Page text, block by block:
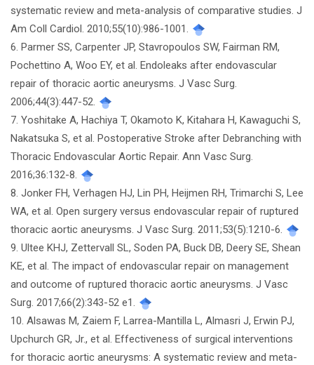
systematic review and meta-analysis of comparative studies. J
Am Coll Cardiol. 2010;55(10):986-1001.
6. Parmer SS, Carpenter JP, Stavropoulos SW, Fairman RM,
Pochettino A, Woo EY, et al. Endoleaks after endovascular
repair of thoracic aortic aneurysms. J Vasc Surg.
2006;44(3):447-52.
7. Yoshitake A, Hachiya T, Okamoto K, Kitahara H, Kawaguchi S,
Nakatsuka S, et al. Postoperative Stroke after Debranching with
Thoracic Endovascular Aortic Repair. Ann Vasc Surg.
2016;36:132-8.
8. Jonker FH, Verhagen HJ, Lin PH, Heijmen RH, Trimarchi S, Lee
WA, et al. Open surgery versus endovascular repair of ruptured
thoracic aortic aneurysms. J Vasc Surg. 2011;53(5):1210-6.
9. Ultee KHJ, Zettervall SL, Soden PA, Buck DB, Deery SE, Shean
KE, et al. The impact of endovascular repair on management
and outcome of ruptured thoracic aortic aneurysms. J Vasc
Surg. 2017;66(2):343-52 e1.
10. Alsawas M, Zaiem F, Larrea-Mantilla L, Almasri J, Erwin PJ,
Upchurch GR, Jr., et al. Effectiveness of surgical interventions
for thoracic aortic aneurysms: A systematic review and meta-